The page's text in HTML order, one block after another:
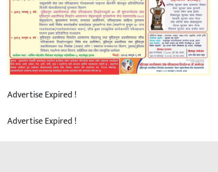
Advertise Expired !
Advertise Expired !